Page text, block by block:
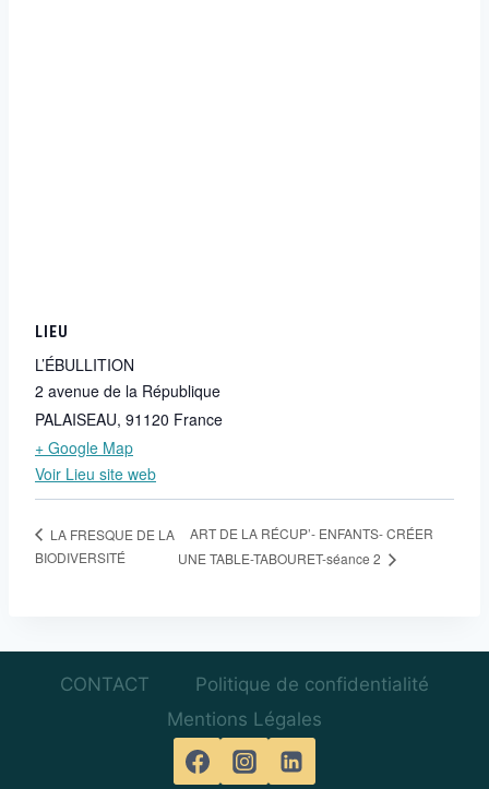
LIEU
L’ÉBULLITION
2 avenue de la République
PALAISEAU, 91120 France
+ Google Map
Voir Lieu site web
LA FRESQUE DE LA
BIODIVERSITÉ
ART DE LA RÉCUP’- ENFANTS- CRÉER
UNE TABLE-TABOURET-séance 2
CONTACT
Politique de confidentialité
Mentions Légales